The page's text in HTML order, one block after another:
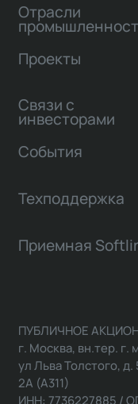
Отрасли
Проекты
Связи с
инвесторами
События
Техподдержка
Приемная
ПУБЛИЧНОЕ
г. Москва, вн.тер. г.
ул Льва Толстого,
2А (А311)
ИНН: 7736227885 /